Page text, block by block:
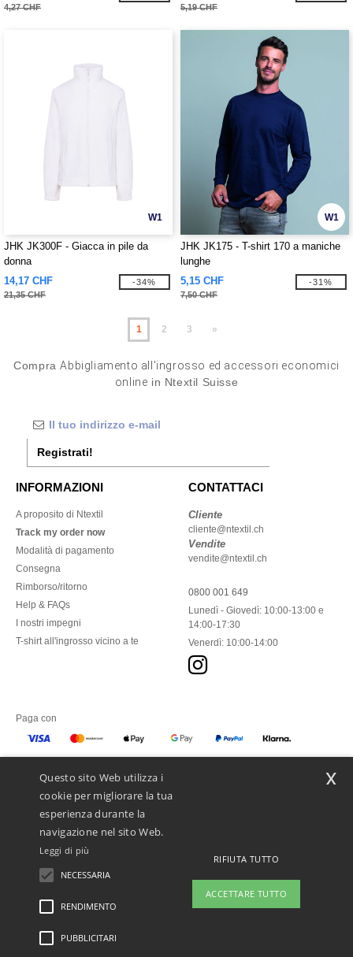
4,27 CHF 5,19 CHF
W1
JHK JK300F - Giacca in pile da
donna
14,17 CHF
21,35 CHF
-34%
W1
JHK JK175 - T-shirt 170 a maniche
lunghe
5,15 CHF
7,50 CHF
-31%
1 2 3 »
CompraAbbigliamento all'ingrosso ed accessori economici
online in Ntextil Suisse
Registrati!
INFORMAZIONI
A proposito di Ntextil
Track my order now
Modalità di pagamento
Consegna
Rimborso/ritorno
Help & FAQs
I nostri impegni
T-shirt all'ingrosso vicino a te
CONTATTACI
Cliente
cliente@ntextil.ch
Vendite
vendite@ntextil.ch
0800 001 649
Lunedì - Giovedì: 10:00-13:00 e
14:00-17:30
Venerdì: 10:00-14:00
Paga con
Spediamo con
Menzioni legali- Informativa sulla privacy
Questo sito Web utilizza i
cookie per migliorare la tua
esperienza durante la
navigazione nel sito Web.
Leggi di più
NECESSARIA
RENDIMENTO
PUBBLICITARI
RIFIUTA TUTTO
ACCETTARE TUTTO
x